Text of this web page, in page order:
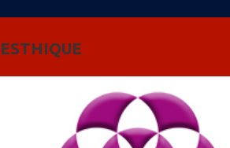
ESTHIQUE